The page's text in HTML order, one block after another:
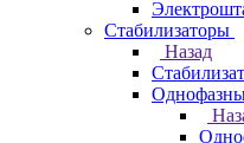
Стабилизаторы
Назад